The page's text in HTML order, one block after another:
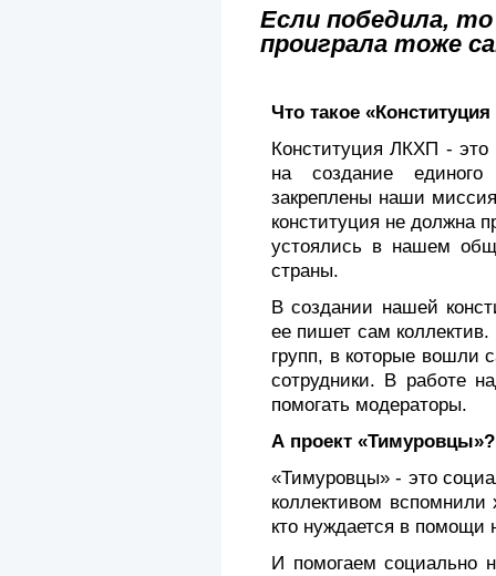
Если победила,
проиграла тоже
Что такое
Конституция ЛКХП -
на создание
закреплены наши
конституция не должна
устоялись в нашем
страны.
В создании нашей
ее пишет сам
групп, в которые вошли
сотрудники. В работе
помогать модераторы.
А проект
«Тимуровцы» - это
коллективом
кто нуждается в помощи
И помогаем социально